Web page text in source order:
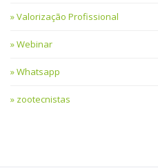
Valorização Profissional
Webinar
Whatsapp
zootecnistas